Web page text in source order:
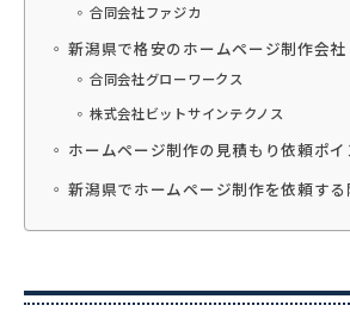
合同会社ファジカ
新潟県で格安のホームページ制作会社
合同会社グローワークス
株式会社ビットサインテクノス
ホームページ制作の見積もり依頼ポイ
新潟県でホームページ制作を依頼す